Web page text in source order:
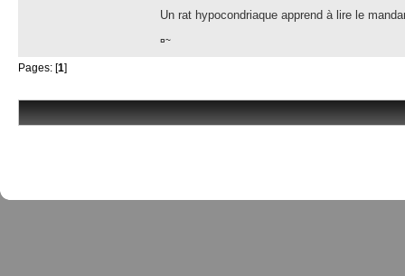
Un rat hypocondriaque apprend à lire le
¤~
Pages: [1]